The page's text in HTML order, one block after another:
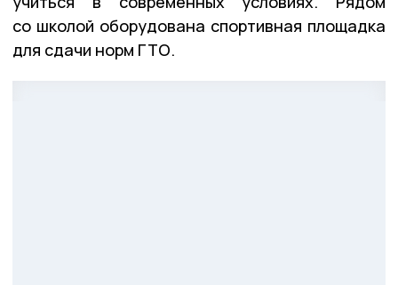
со школой оборудована спортивная площадка
для сдачи норм ГТО.